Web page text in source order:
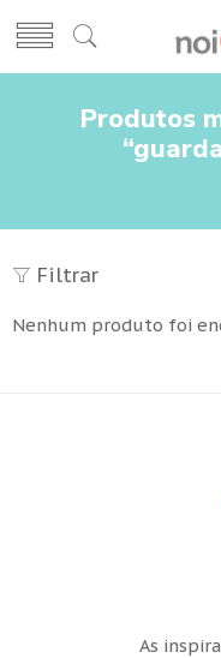
Produtos
Filtrar
Nenhum produto foi
As